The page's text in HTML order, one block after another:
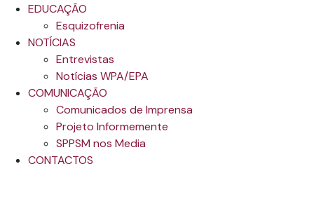
EDUCAÇÃO
Esquizofrenia
NOTÍCIAS
Entrevistas
Notícias WPA/EPA
COMUNICAÇÃO
Comunicados de Imprensa
Projeto Informemente
SPPSM nos Media
CONTACTOS